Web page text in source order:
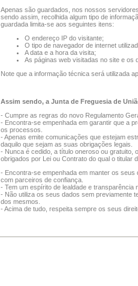
Apenas são guardados, nos nossos
sendo assim, recolhida algum tipo de
guardada limita-se aos seguintes itens:
O endereço IP do visitante;
O tipo de navegador de internet
A data e a hora da visita;
As páginas web visitadas no site e os
Note que a informação técnica será utilizada
Assim sendo, a Junta de Freguesia de
- Cumpre as regras do novo Regulamento
- Encontra-se empenhada em garantir que a
os processos.
- Apenas emite comunicações que estejam
daquilo que sejam as suas obrigações legais.
- Nunca é cedido, a título oneroso ou
obrigados por Lei ou Contrato do qual o titular
- Encontra-se empenhada em manter os
com parceiros de confiança.
- Tem um espírito de lealdade e
- Não utiliza os seus dados sem previamente
dos mesmos.
- Acima de tudo, respeita sempre os seus